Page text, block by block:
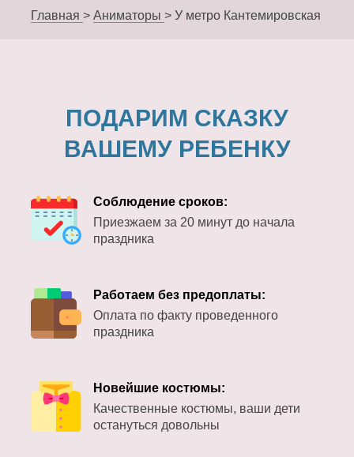
Главная > Аниматоры > У метро Кантемировская
ПОДАРИМ СКАЗКУ
ВАШЕМУ РЕБЕНКУ
Соблюдение сроков:
Приезжаем за 20 минут до начала
праздника
Работаем без предоплаты:
Оплата по факту проведенного
праздника
Новейшие костюмы:
Качественные костюмы, ваши дети
остануться довольны